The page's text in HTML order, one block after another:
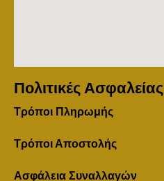
Πολιτικές Ασφαλείας
Τρόποι Πληρωμής
Τρόποι Αποστολής
Ασφάλεια Συναλλαγών